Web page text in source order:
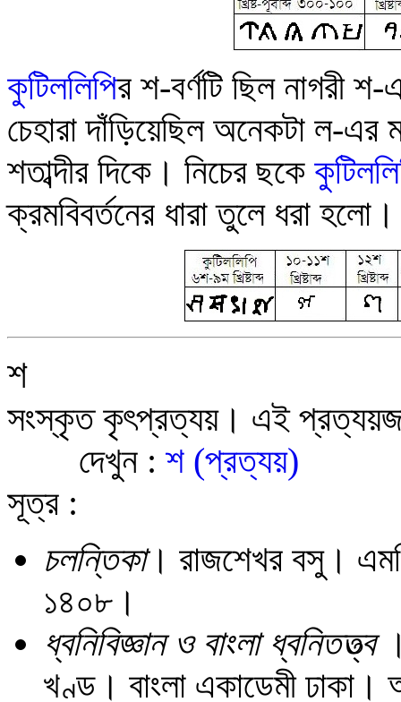
কুটিললিপির শ-বর্ণটি ছিল নাগরী
চেহারা দাঁড়িয়েছিল অনেকটা ল-এর
শতাব্দীর দিকে । নিচের ছকে
ক্রমবিবর্তনের ধারা তুলে ধরা হলো ।
শ
সংস্কৃত কৃৎপ্রত্যয়। এই
দেখুন : শ (প্রত্যয়)
সূত্র :
চলন্তিকা। রাজশেখর বসু।
১৪০৮।
ধ্বনিবিজ্ঞান ও বাংলা ধ্বনিতত্ত্ব
খণ্ড। বাংলা একাডেমী